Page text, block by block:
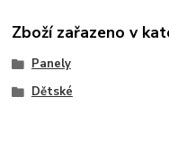
Zboží zařazeno v
Panely
Dětské